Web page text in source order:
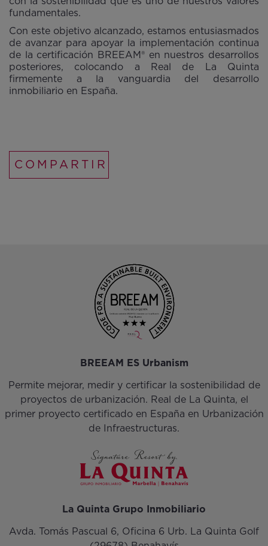
fundamentales.
Con este objetivo alcanzado, estamos entusiasmados
de avanzar para apoyar la implementación continua
de la certificación BREEAM® en nuestros desarrollos
posteriores, colocando a Real de La Quinta
firmemente a la vanguardia del desarrollo
inmobiliario en España.
COMPARTIR
BREEAM ES Urbanism
Permite mejorar, medir y certificar la sostenibilidad de
proyectos de urbanización. Real de La Quinta, el
primer proyecto certificado en España en Urbanización
de Infraestructuras.
La Quinta Grupo Inmobiliario
Avda. Tomás Pascual 6, Oficina 6 Urb. La Quinta Golf